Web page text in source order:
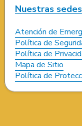
Nuestras sedes
Atención de
Política de
Política de
Mapa de Sitio
Política de